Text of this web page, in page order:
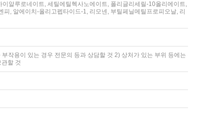
알루로네이트, 세틸에틸헥사노에이트, 폴리글리세릴-10올리에이트,
, 알에이치-올리고펩타이드-1, 리모넨, 부틸페닐메틸프로피오날, 리
작용이 있는 경우 전문의 등과 상담할 것 2) 상처가 있는 부위 등에는
할 것